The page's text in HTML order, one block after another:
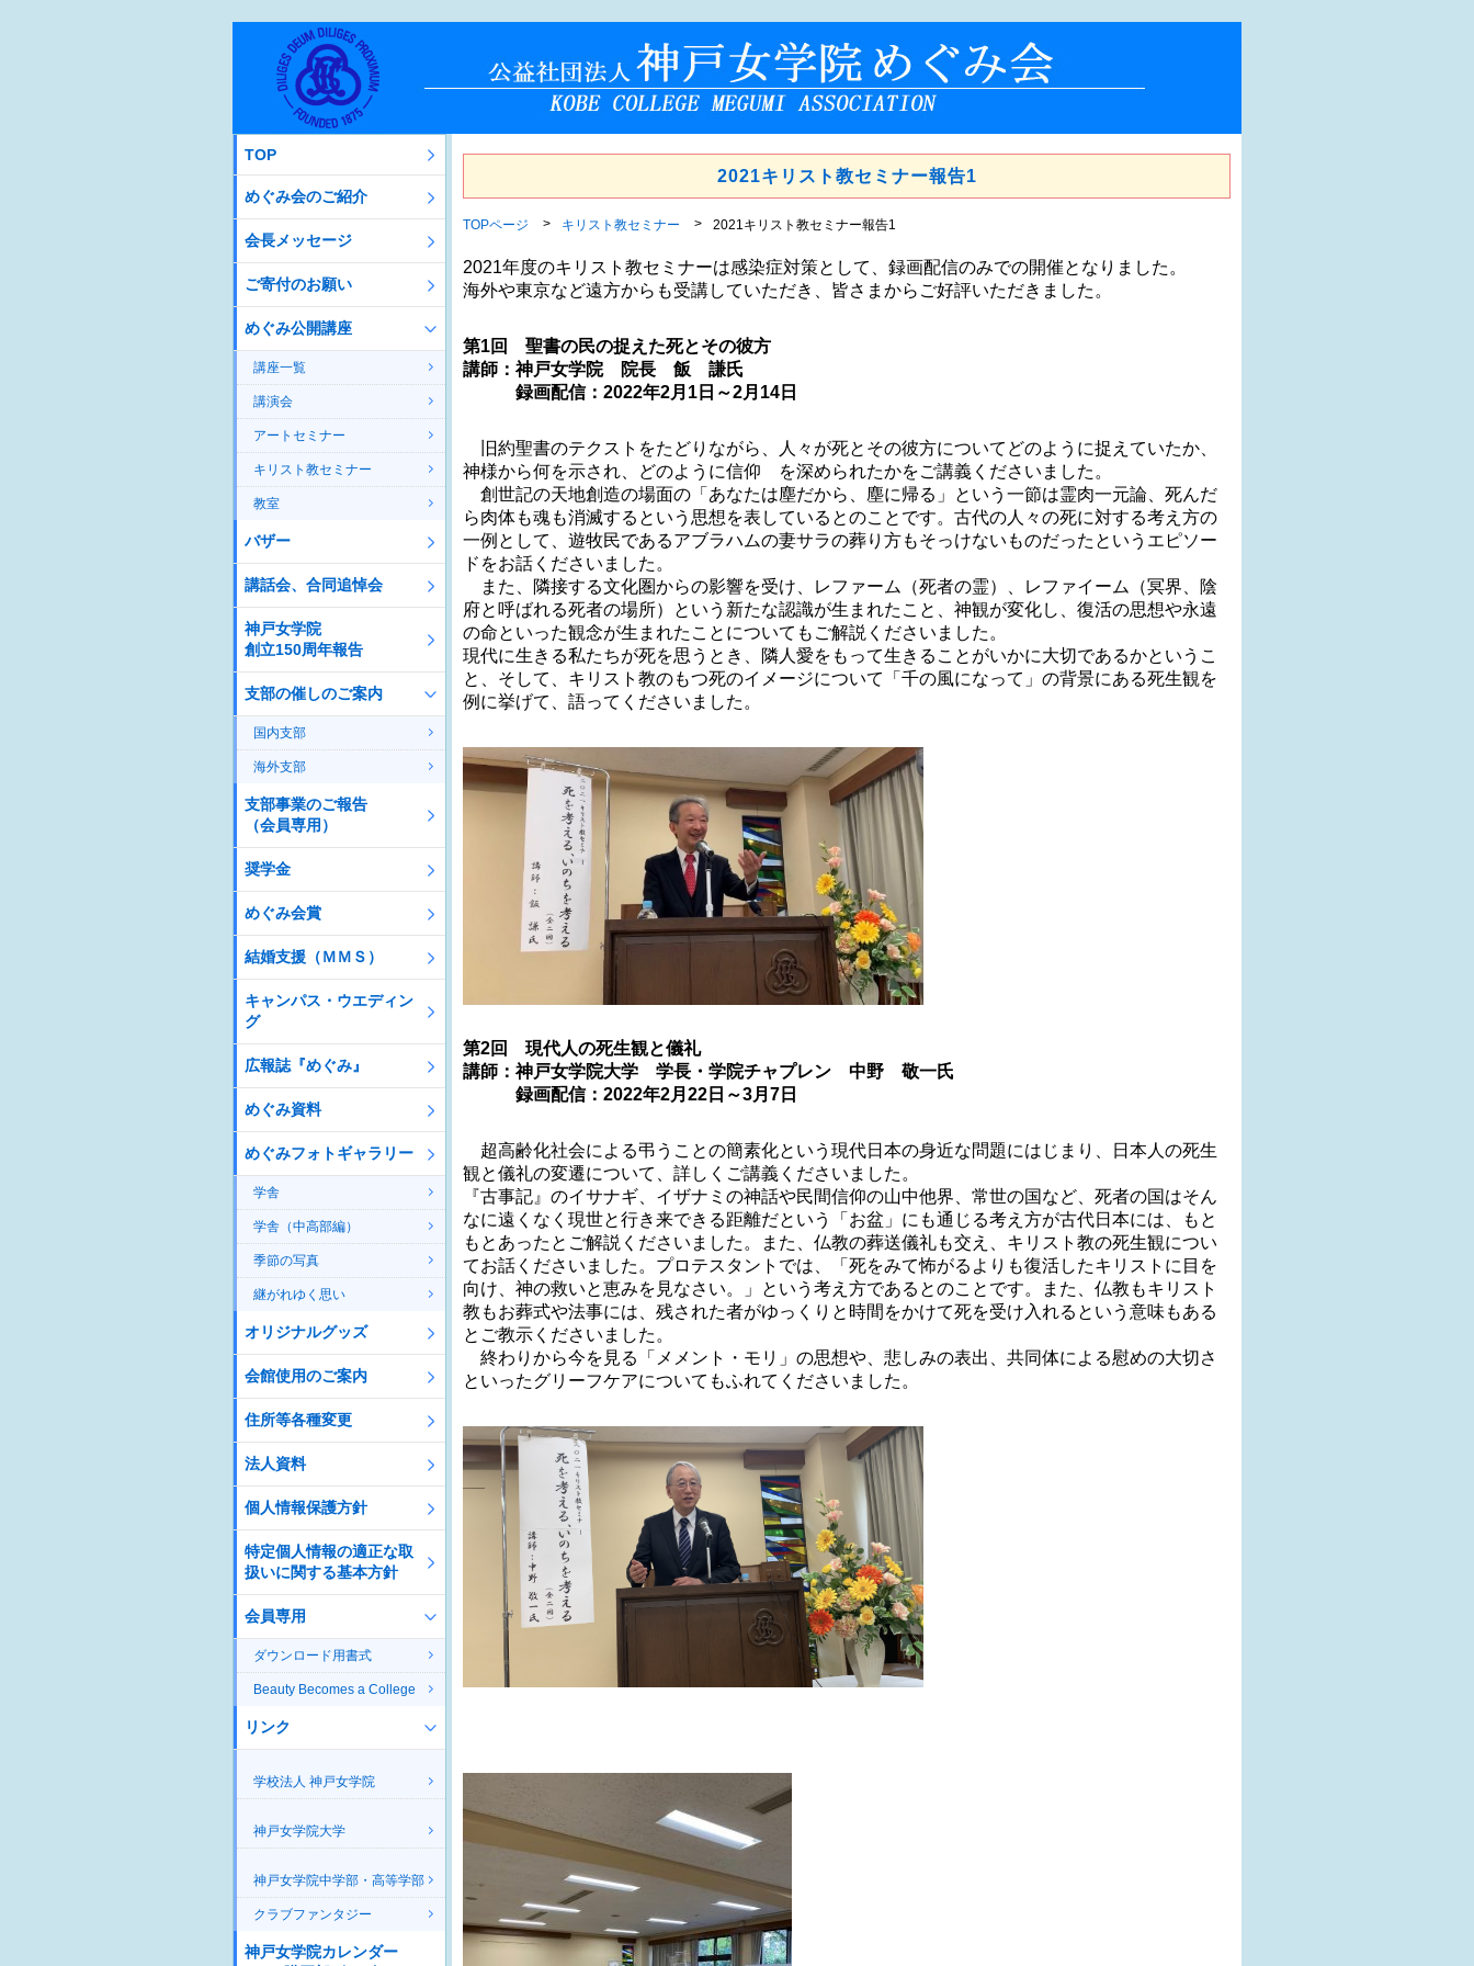
2021キリスト教セミナー報告1
TOPページ キリスト教セミナー 2021キリスト教セミナー報告1
2021年度のキリスト教セミナーは感染症対策として、録画配信のみでの開催となりました。
海外や東京など遠方からも受講していただき、皆さまからご好評いただきました。
第1回 聖書の民の捉えた死とその彼方
講師：神戸女学院 院長 飯 謙氏
録画配信：2022年2月1日～2月14日
旧約聖書のテクストをたどりながら、人々が死とその彼方についてどのように捉えていたか、
神様から何を示され、どのように信仰 を深められたかをご講義くださいました。
創世記の天地創造の場面の「あなたは塵だから、塵に帰る」という一節は霊肉一元論、死んだ
ら肉体も魂も消滅するという思想を表しているとのことです。古代の人々の死に対する考え方の
一例として、遊牧民であるアブラハムの妻サラの葬り方もそっけないものだったというエピソー
ドをお話くださいました。
また、隣接する文化圏からの影響を受け、レファーム（死者の霊）、レファイーム（冥界、陰
府と呼ばれる死者の場所）という新たな認識が生まれたこと、神観が変化し、復活の思想や永遠
の命といった観念が生まれたことについてもご解説くださいました。
現代に生きる私たちが死を思うとき、隣人愛をもって生きることがいかに大切であるかというこ
と、そして、キリスト教のもつ死のイメージについて「千の風になって」の背景にある死生観を
例に挙げて、語ってくださいました。
第2回 現代人の死生観と儀礼
講師：神戸女学院大学 学長・学院チャプレン 中野 敬一氏
録画配信：2022年2月22日～3月7日
超高齢化社会による弔うことの簡素化という現代日本の身近な問題にはじまり、日本人の死生
観と儀礼の変遷について、詳しくご講義くださいました。
『古事記』のイサナギ、イザナミの神話や民間信仰の山中他界、常世の国など、死者の国はそん
なに遠くなく現世と行き来できる距離だという「お盆」にも通じる考え方が古代日本には、もと
もとあったとご解説くださいました。また、仏教の葬送儀礼も交え、キリスト教の死生観につい
てお話くださいました。プロテスタントでは、「死をみて怖がるよりも復活したキリストに目を
向け、神の救いと恵みを見なさい。」という考え方であるとのことです。また、仏教もキリスト
教もお葬式や法事には、残された者がゆっくりと時間をかけて死を受け入れるという意味もある
とご教示くださいました。
終わりから今を見る「メメント・モリ」の思想や、悲しみの表出、共同体による慰めの大切さ
といったグリーフケアについてもふれてくださいました。
TOP
めぐみ会のご紹介
会長メッセージ
ご寄付のお願い
めぐみ公開講座
講座一覧
講演会
アートセミナー
キリスト教セミナー
教室
バザー
講話会、合同追悼会
神戸女学院
創立150周年報告
支部の催しのご案内
国内支部
海外支部
支部事業のご報告
（会員専用）
奨学金
めぐみ会賞
結婚支援（ＭＭＳ）
キャンパス・ウエディン
グ
広報誌『めぐみ』
めぐみ資料
めぐみフォトギャラリー
学舎
学舎（中高部編）
季節の写真
継がれゆく思い
オリジナルグッズ
会館使用のご案内
住所等各種変更
法人資料
個人情報保護方針
特定個人情報の適正な取
扱いに関する基本方針
会員専用
ダウンロード用書式
Beauty Becomes a College
リンク
学校法人 神戸女学院
神戸女学院大学
神戸女学院中学部・高等学部
クラブファンタジー
神戸女学院カレンダー